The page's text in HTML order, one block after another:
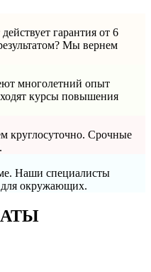
гарантия от 6
Мы вернем
многолетний опыт
курсы повышения
круглосуточно. Срочные
Наши специалисты
для окружающих.